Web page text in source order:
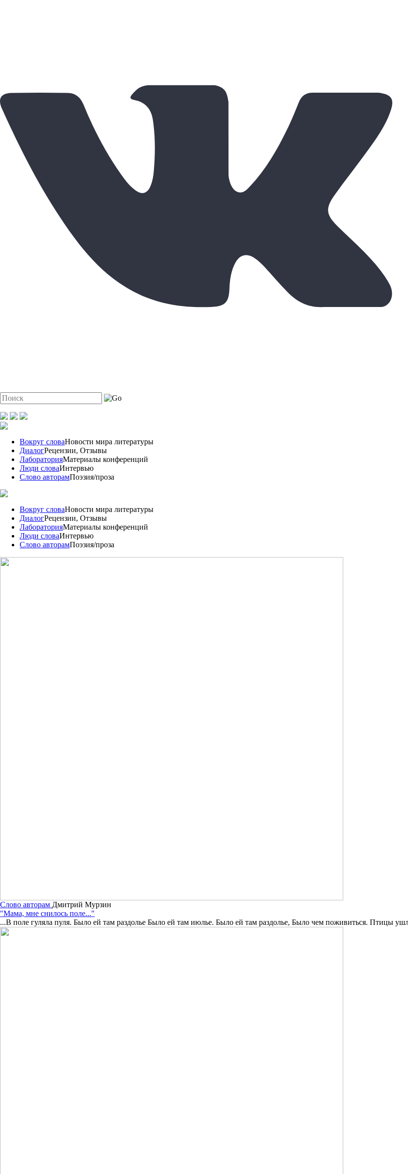
Вокруг словаНовости мира литературы
ДиалогРецензии, Отзывы
ЛабораторияМатериалы конференций
Люди словаИнтервью
Слово авторамПоэзия/проза
Вокруг словаНовости мира литературы
ДиалогРецензии, Отзывы
ЛабораторияМатериалы конференций
Люди словаИнтервью
Слово авторамПоэзия/проза
Слово авторам Дмитрий Мурзин
"Мама, мне снилось поле..."
...В поле гуляла пуля. Было ей там раздолье Было ей там июлье. Было ей там раздолье, Было чем поживиться. Птицы